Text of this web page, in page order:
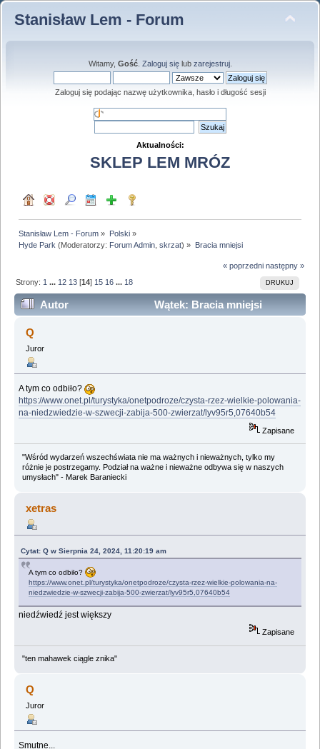
Stanisław Lem - Forum
Witamy, Gość. Zaloguj sięlub zarejestruj.
Zaloguj się podając nazwę użytkownika, hasło i długość sesji
Aktualności:
SKLEP LEM MRÓZ
Stanisław Lem - Forum » Polski»
Hyde Park (Moderatorzy: Forum Admin ,skrzat) » Bracia mniejsi
« poprzedni następny »
DRUKUJ
Strony: 1 ... 12 13 [14] 15 16 ... 18
Autor
Wątek: Bracia mniejsi
(Przeczytany 994895 razy)
Q
Juror
A tym co odbiło?
https://www.onet.pl/turystyka/onetpodroze/czysta-rzez-wielkie-polowania-
na-niedzwiedzie-w-szwecji-zabija-500-zwierzat/lyv95r5,07640b54
Zapisane
"Wśród wydarzeń wszechświata nie ma ważnych i nieważnych, tylko my
różnie je postrzegamy. Podział na ważne i nieważne odbywa się w naszych
umysłach" - Marek Baraniecki
xetras
Cytat: Q w Sierpnia 24, 2024, 11:20:19 am
A tym co odbiło?
https://www.onet.pl/turystyka/onetpodroze/czysta-rzez-wielkie-polowania-na-
niedzwiedzie-w-szwecji-zabija-500-zwierzat/lyv95r5,07640b54
niedźwiedź jest większy
Zapisane
"ten mahawek ciągle znika"
Q
Juror
Smutne...